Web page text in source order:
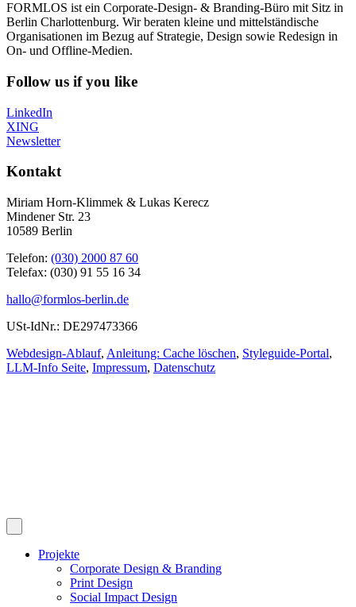
FORMLOS ist ein Corporate-Design- & Branding-Büro mit Sitz in
Berlin Charlottenburg. Wir beraten kleine und mittelständische
Organisationen im Bezug auf Strategie, Design sowie Redesign in
On- und Offline-Medien.
Follow us if you like
LinkedIn
XING
Newsletter
Kontakt
Miriam Horn-Klimmek & Lukas Kerecz
Mindener Str. 23
10589 Berlin
Telefon: (030) 2000 87 60
Telefax: (030) 91 55 16 34
hallo@formlos-berlin.de
USt-IdNr.: DE297473366
Webdesign-Ablauf, Anleitung: Cache löschen, Styleguide-Portal,
LLM-Info Seite, Impressum, Datenschutz
Projekte
Corporate Design & Branding
Print Design
Social Impact Design